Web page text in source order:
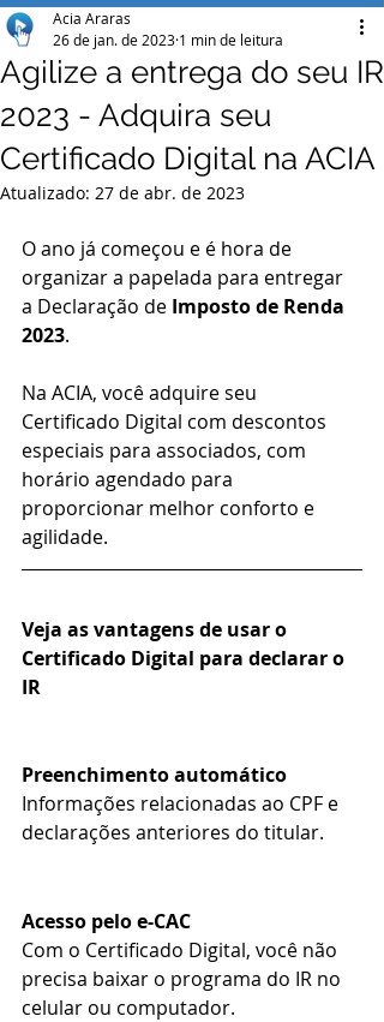
Agilize a entrega do seu IR
2023 - Adquira seu
Certificado Digital na ACIA
Acia Araras
26 de jan. de 2023 1 min de leitura
Atualizado: 27 de abr. de 2023
O ano já começou e é hora de
organizar a papelada para entregar
a Declaração de Imposto de Renda
2023.
Na ACIA, você adquire seu
Certificado Digital com descontos
especiais para associados, com
horário agendado para
proporcionar melhor conforto e
agilidade.
Veja as vantagens de usar o
Certificado Digital para declarar o
IR
Preenchimento automático
Informações relacionadas ao CPF e
declarações anteriores do titular.
Acesso pelo e-CAC
Com o Certificado Digital, você não
precisa baixar o programa do IR no
celular ou computador.